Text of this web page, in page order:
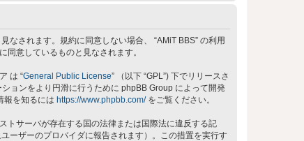
なされます。規約に同意しない場合、 “AMiT BBS” の利用
同意しているものと見なされます。
は “General Public License” （以下 “GPL”) 下でリリースさ
ョンをより円滑に行うために phpBB Group によって開発
報を知るには https://www.phpbb.com/をご覧ください。
トサーバが存在する国の法律または国際法に違反する記
ーザーのプロバイダに報告されます）。この措置を実行す